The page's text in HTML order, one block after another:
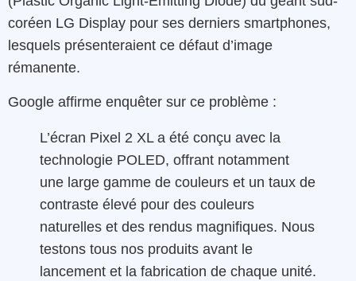
coréen LG Display pour ses derniers smartphones,
lesquels présenteraient ce défaut d’image
rémanente.
Google affirme enquêter sur ce problème :
L’écran Pixel 2 XL a été conçu avec la
technologie POLED, offrant notamment
une large gamme de couleurs et un taux de
contraste élevé pour des couleurs
naturelles et des rendus magnifiques. Nous
testons tous nos produits avant le
lancement et la fabrication de chaque unité.